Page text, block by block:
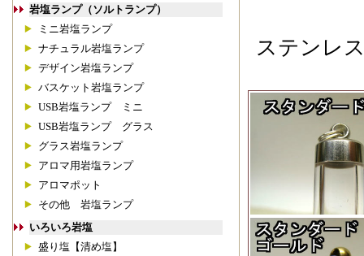
岩塩ランプ（ソルトランプ）
ミニ岩塩ランプ
ナチュラル岩塩ランプ
デザイン岩塩ランプ
バスケット岩塩ランプ
USB岩塩ランプ ミニ
USB岩塩ランプ グラス
グラス岩塩ランプ
アロマ用岩塩ランプ
アロマポット
その他 岩塩ランプ
いろいろ岩塩
盛り塩【清め塩】
ステンレ